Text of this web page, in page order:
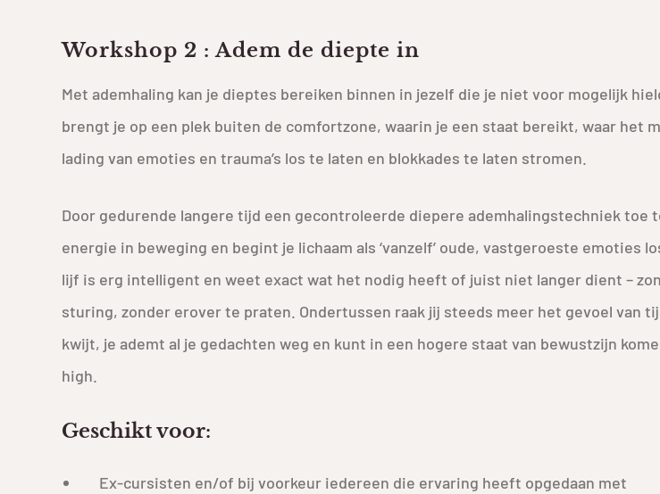
Workshop 2 : Adem de diepte in
Met ademhaling kan je dieptes bereiken binnen in jezelf die je niet voor mogelijk
brengt je op een plek buiten de comfortzone, waarin je een staat bereikt, waar het
lading van emoties en trauma’s los te laten en blokkades te laten stromen.
Door gedurende langere tijd een gecontroleerde diepere ademhalingstechniek toe
energie in beweging en begint je lichaam als ‘vanzelf’ oude, vastgeroeste emoties
lijf is erg intelligent en weet exact wat het nodig heeft of juist niet langer dient –
sturing, zonder erover te praten. Ondertussen raak jij steeds meer het gevoel van
kwijt, je ademt al je gedachten weg en kunt in een hogere staat van bewustzijn
high.
Geschikt voor:
Ex-cursisten en/of bij voorkeur iedereen die ervaring heeft opgedaan met